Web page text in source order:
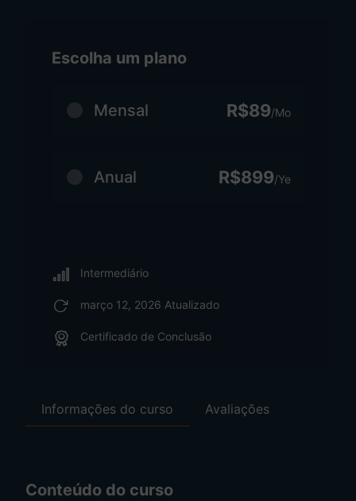
Escolha um plano
Mensal R$89/Mo
Anual R$899/Ye
Intermediário
março 12, 2026 Atualizado
Certificado de Conclusão
Informações do curso Avaliações
Conteúdo do curso